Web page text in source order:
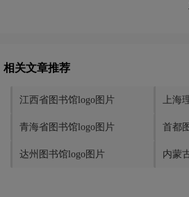
相关文章推荐
江西省图书馆logo图片 上海
青海省图书馆logo图片 首都
达州图书馆logo图片 内蒙